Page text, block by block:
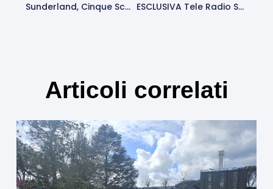
Sunderland, Cinque Sconfitte E Quarto Posto: Ora I Playoff. A Trigoria Si Tifa Promozione Per Le Fée ESCLUSIVA Tele Radio Stereo – Pin: “Vorrei Che Ranieri Ci Ripensasse, Con Juric La Squadra Era Alla Deriva. Dovbyk Vero Centravanti, Stimo Pellegrini”
Articoli correlati